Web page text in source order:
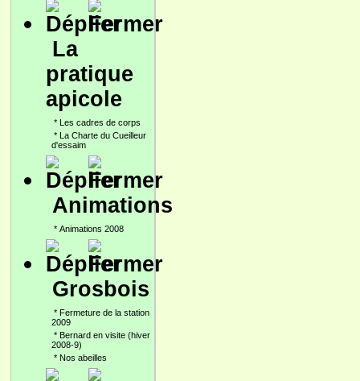
La
pratique
apicole
* Les cadres de corps
* La Charte du Cueilleur
d'essaim
Animations
* Animations 2008
Grosbois
* Fermeture de la station
2009
* Bernard en visite (hiver
2008-9)
* Nos abeilles